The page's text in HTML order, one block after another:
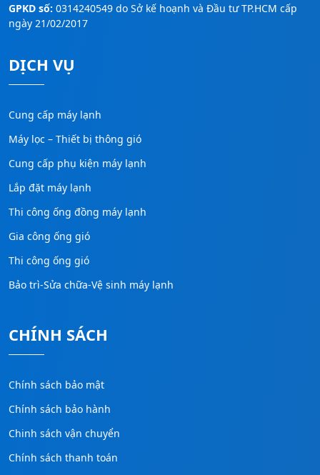
GPKD số: 0314240549 do Sở kế hoạnh và Đầu tư TP.HCM cấp
ngày 21/02/2017
DỊCH VỤ
Cung cấp máy lạnh
Máy lọc – Thiết bị thông gió
Cung cấp phụ kiện máy lạnh
Lắp đặt máy lạnh
Thi công ống đồng máy lạnh
Gia công ống gió
Thi công ống gió
Bảo trì-Sửa chữa-Vệ sinh máy lạnh
CHÍNH SÁCH
Chính sách bảo mật
Chính sách bảo hành
Chinh sách vận chuyển
Chính sách thanh toán